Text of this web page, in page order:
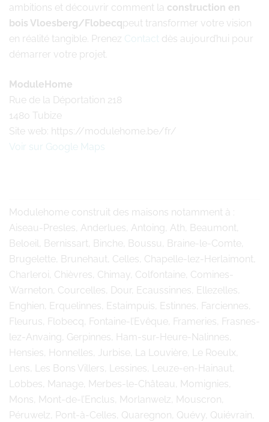
ambitions et découvrir comment la construction en
bois Vloesberg/Flobecqpeut transformer votre vision
en réalité tangible. Prenez Contact dès aujourd’hui pour
démarrer votre projet.
ModuleHome
Rue de la Déportation 218
1480 Tubize
Site web: https://modulehome.be/fr/
Voir sur Google Maps
Modulehome construit des maisons notamment à :
Aiseau-Presles, Anderlues, Antoing, Ath, Beaumont,
Beloeil, Bernissart, Binche, Boussu, Braine-le-Comte,
Brugelette, Brunehaut, Celles, Chapelle-lez-Herlaimont,
Charleroi, Chièvres, Chimay, Colfontaine, Comines-
Warneton, Courcelles, Dour, Ecaussinnes, Ellezelles,
Enghien, Erquelinnes, Estaimpuis, Estinnes, Farciennes,
Fleurus, Flobecq, Fontaine-l’Evêque, Frameries, Frasnes-
lez-Anvaing, Gerpinnes, Ham-sur-Heure-Nalinnes,
Hensies, Honnelles, Jurbise, La Louvière, Le Roeulx,
Lens, Les Bons Villers, Lessines, Leuze-en-Hainaut,
Lobbes, Manage, Merbes-le-Château, Momignies,
Mons, Mont-de-l’Enclus, Morlanwelz, Mouscron,
Péruwelz, Pont-à-Celles, Quaregnon, Quévy, Quiévrain,